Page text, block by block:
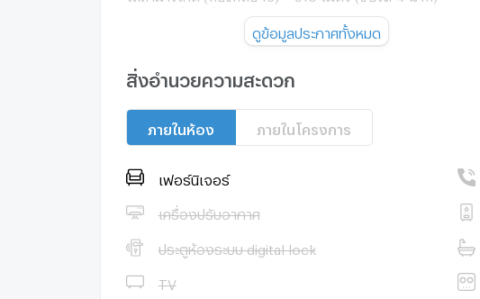
เมตร เดินทาง (ประมาณ เดิน 8 นาที)
นาที)
ดิอเมริกันสคูลออฟแบงค์ค็อก – 1 กิโลเมตร (ขับรถ 5 นาที)
โรงเรียนอนุบาลอัสสรัตน์ (ไอวี่บาวนด์) – 1.3 กิโลเมตร (ขับรถ 5
บริเวณใกล้เคียงคอนโดมีร้านอาหาร มากมาย เช่น:
ฮอนโมโนซูชิ – 240 เมตร (เดิน 3 นาที)
ภัทรา – 390 เมตร (เดิน 5 นาที)
ดูข้อมูลประกาศทั้งหมด
สิ่งอำนวยความสะดวก
ภายในห้อง ภายในโครงการ
เฟอร์นิเจอร์
เครื่องปรับอากาศ
ประตูห้องระบบ digital lock
TV